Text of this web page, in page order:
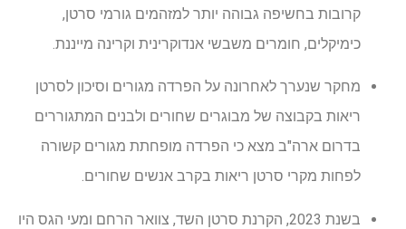
קרובות בחשיפה גבוהה יותר למזהמים גורמי סרטן,
כימיקלים, חומרים משבשי אנדוקרינית וקרינה מייננת.
מחקר שנערך לאחרונה על הפרדה מגורים וסיכון לסרטן
ריאות בקבוצה של מבוגרים שחורים ולבנים המתגוררים
בדרום ארה"ב מצא כי הפרדה מופחתת מגורים קשורה
לפחות מקרי סרטן ריאות בקרב אנשים שחורים.
בשנת 2023, הקרנת סרטן השד, צוואר הרחם ומעי הגס היו